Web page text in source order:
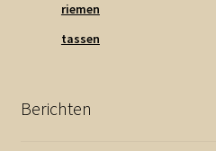
riemen
tassen
Berichten